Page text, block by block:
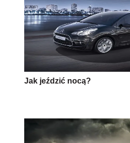
Jak jeździć nocą?